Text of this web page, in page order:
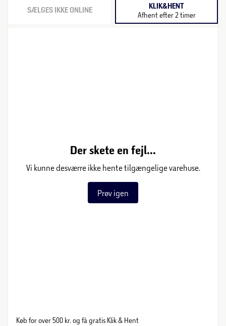
SÆLGES IKKE ONLINE KLIK&HENT
Afhent efter 2 timer
Der skete en fejl...
Vi kunne desværre ikke hente tilgængelige varehuse.
Prøv igen
Køb for over 500 kr. og få gratis Klik & Hent